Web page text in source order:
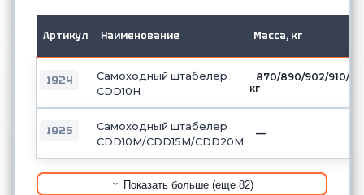
Артикул Наименование Масса, кг
1924
Самоходный штабелер
CDD10H
870/890/902/910/
кг
1925
Самоходный штабелер
CDD10М/CDD15М/CDD20М
—
Показать больше (еще 82)